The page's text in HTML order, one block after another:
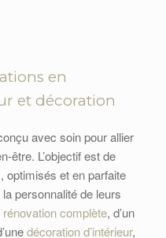
en
et décoration
avec soin pour allier
être. L’objectif est de
optimisés et en parfaite
personnalité de leurs
rénovation complète, d’un
décoration d’intérieur,